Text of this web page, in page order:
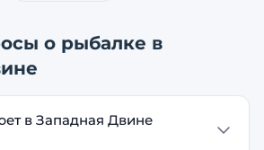
о рыбалке в
в Западная Двине